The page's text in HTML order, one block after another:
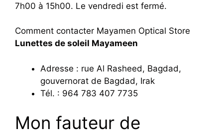
7h00 à 15h00. Le vendredi est fermé.
Comment contacter Mayamen Optical Store
Lunettes de soleil Mayameen
Adresse : rue Al Rasheed, Bagdad,
gouvernorat de Bagdad, Irak
Tél. : 964 783 407 7735
Mon fauteur de